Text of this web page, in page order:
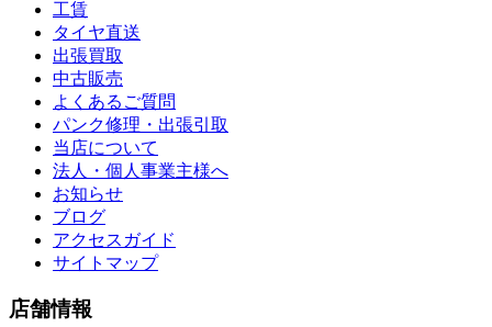
工賃
タイヤ直送
出張買取
中古販売
よくあるご質問
パンク修理・出張引取
当店について
法人・個人事業主様へ
お知らせ
ブログ
アクセスガイド
サイトマップ
店舗情報